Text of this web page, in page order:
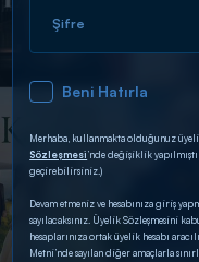
DİĞER SONUÇLAR
Şifre
Beni Hatırla
Merhaba, kullanmakta olduğunuz
Sözleşmesi’nde değişiklik
geçirebilirsiniz.)
Devam etmeniz ve hesabınıza giriş
sayılacaksınız. Üyelik Sözleşmesini
hesaplarınıza ortak üyelik hesabı
Metni’nde sayılan diğer amaçlarla